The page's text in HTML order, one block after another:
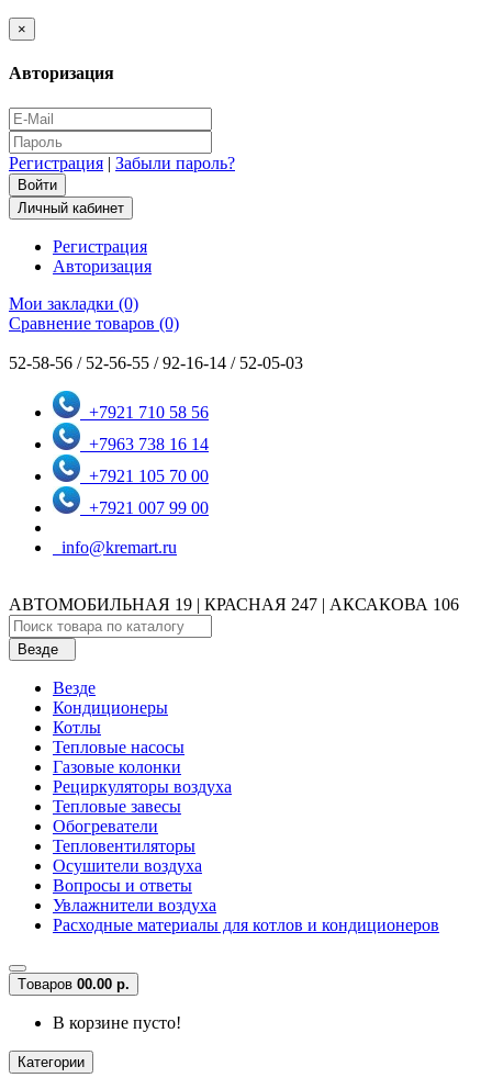
×
Авторизация
Регистрация | Забыли пароль?
Личный кабинет
Регистрация
Авторизация
Мои закладки (0)
Сравнение товаров (0)
52-58-56 / 52-56-55 / 92-16-14 / 52-05-03
+7921 710 58 56
+7963 738 16 14
+7921 105 70 00
+7921 007 99 00
info@kremart.ru
АВТОМОБИЛЬНАЯ 19 | КРАСНАЯ 247 | АКСАКОВА 106
Везде
Везде
Кондиционеры
Котлы
Тепловые насосы
Газовые колонки
Рециркуляторы воздуха
Тепловые завесы
Обогреватели
Тепловентиляторы
Осушители воздуха
Вопросы и ответы
Увлажнители воздуха
Расходные материалы для котлов и кондиционеров
Tоваров 00.00 р.
В корзине пусто!
Категории